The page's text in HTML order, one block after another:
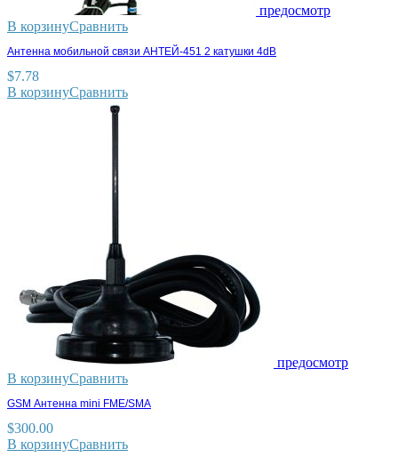
предосмотр
В корзинуСравнить
Антенна мобильной связи АНТЕЙ-451 2 катушки 4dB
$7.78
В корзинуСравнить
предосмотр
В корзинуСравнить
GSM Антенна mini FME/SMA
$300.00
В корзинуСравнить